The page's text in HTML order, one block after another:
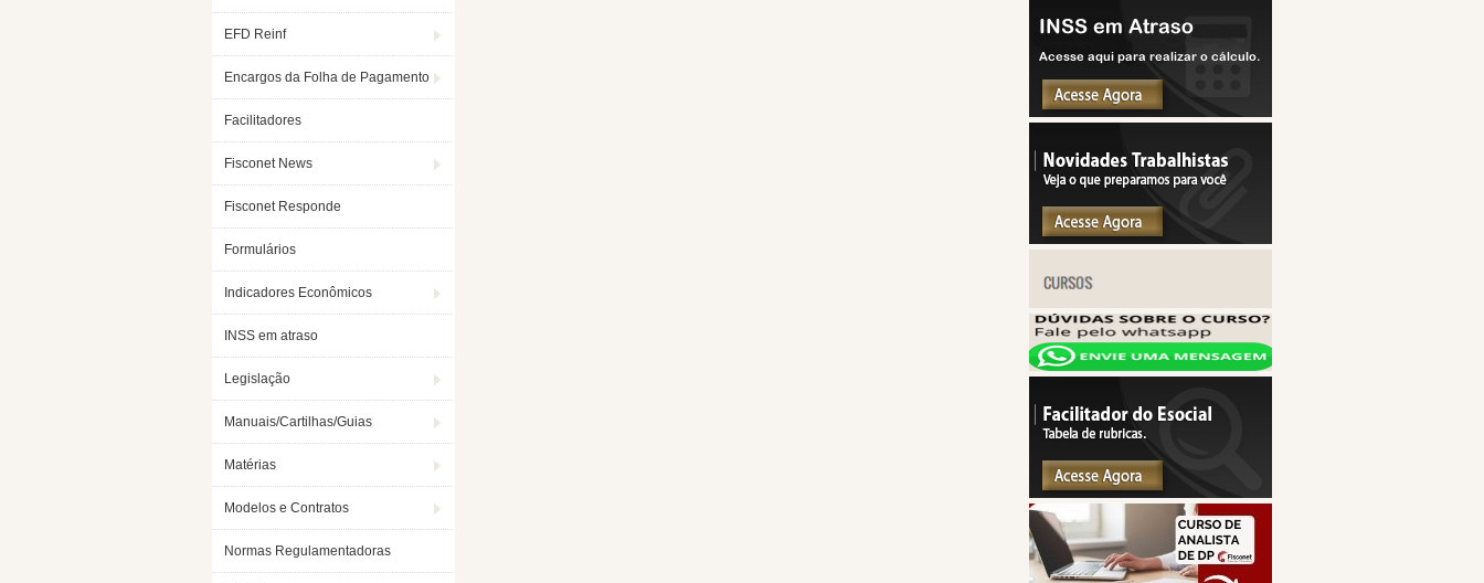
EFD Reinf
Encargos da Folha de Pagamento
Facilitadores
Fisconet News
Fisconet Responde
Formulários
Indicadores Econômicos
INSS em atraso
Legislação
Manuais/Cartilhas/Guias
Matérias
Modelos e Contratos
Normas Regulamentadoras